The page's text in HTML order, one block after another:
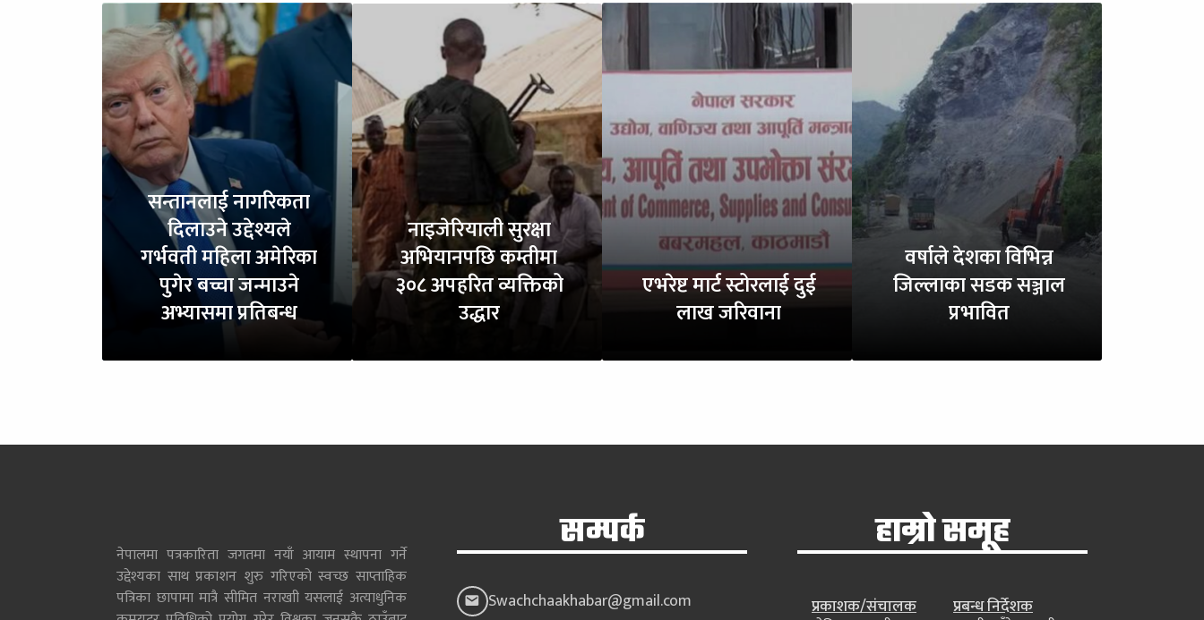
सन्तानलाई नागरिकता
दिलाउने उद्देश्यले
गर्भवती महिला अमेरिका
पुगेर बच्चा जन्माउने
अभ्यासमा प्रतिबन्ध
नाइजेरियाली सुरक्षा
अभियानपछि कम्तीमा
३०८ अपहरित व्यक्तिको
उद्धार
एभरेष्ट मार्ट स्टोरलाई दुई
लाख जरिवाना
वर्षाले देशका विभिन्न
जिल्लाका सडक सञ्जाल
प्रभावित
नेपालमा पत्रकारिता जगतमा नयाँ आयाम स्थापना गर्ने
उद्देश्यका साथ प्रकाशन शुरु गरिएको स्वच्छ साप्ताहिक
पत्रिका छापामा मात्रै सीमित नराखाी यसलाई अत्याधुनिक
सम्पर्क
Swachchaakhabar@gmail.com
हाम्रो समूह
प्रकाशक/संचालक प्रबन्ध निर्देशक